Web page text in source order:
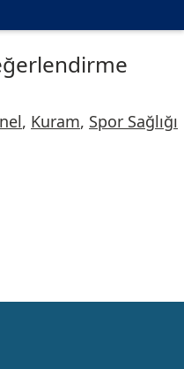
, Kuram, Spor Sağlığı